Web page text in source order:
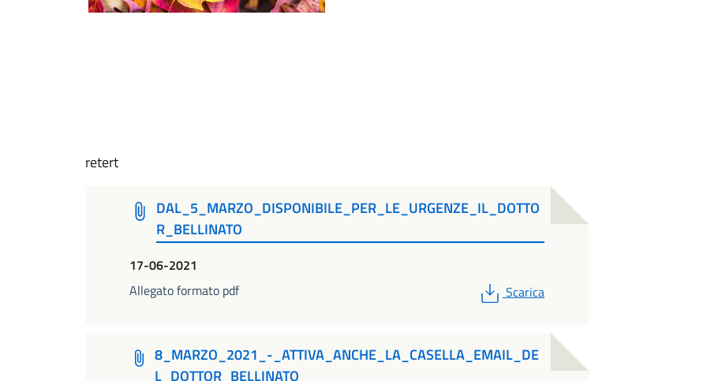
retert
DAL_5_MARZO_DISPONIBILE_PER_LE_URGENZE_IL_DOTTO
R_BELLINATO
17-06-2021
Allegato formato pdf
PDF
Scarica
8_MARZO_2021_-_ATTIVA_ANCHE_LA_CASELLA_EMAIL_DE
L_DOTTOR_BELLINATO